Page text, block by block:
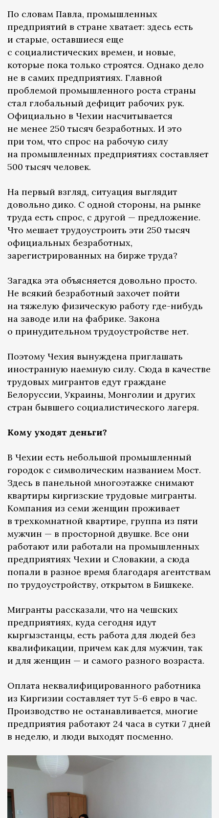
По словам Павла, промышленных
предприятий в стране хватает: здесь есть
и старые, оставшиеся еще
с социалистических времен, и новые,
которые пока только строятся. Однако дело
не в самих предприятиях. Главной
проблемой промышленного роста страны
стал глобальный дефицит рабочих рук.
Официально в Чехии насчитывается
не менее 250 тысяч безработных. И это
при том, что спрос на рабочую силу
на промышленных предприятиях составляет
500 тысяч человек.
На первый взгляд, ситуация выглядит
довольно дико. С одной стороны, на рынке
труда есть спрос, с другой — предложение.
Что мешает трудоустроить эти 250 тысяч
официальных безработных,
зарегистрированных на бирже труда?
Загадка эта объясняется довольно просто.
Не всякий безработный захочет пойти
на тяжелую физическую работу где-нибудь
на заводе или на фабрике. Закона
о принудительном трудоустройстве нет.
Поэтому Чехия вынуждена приглашать
иностранную наемную силу. Сюда в качестве
трудовых мигрантов едут граждане
Белоруссии, Украины, Монголии и других
стран бывшего социалистического лагеря.
Кому уходят деньги?
В Чехии есть небольшой промышленный
городок с символическим названием Мост.
Здесь в панельной многоэтажке снимают
квартиры киргизские трудовые мигранты.
Компания из семи женщин проживает
в трехкомнатной квартире, группа из пяти
мужчин — в просторной двушке. Все они
работают или работали на промышленных
предприятиях Чехии и Словакии, а сюда
попали в разное время благодаря агентствам
по трудоустройству, открытом в Бишкеке.
Мигранты рассказали, что на чешских
предприятиях, куда сегодня идут
кыргызстанцы, есть работа для людей без
квалификации, причем как для мужчин, так
и для женщин — и самого разного возраста.
Оплата неквалифицированного работника
из Киргизии составляет тут 5-6 евро в час.
Производство не останавливается, многие
предприятия работают 24 часа в сутки 7 дней
в неделю, и люди выходят посменно.